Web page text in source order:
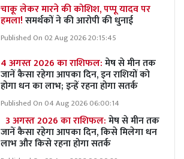
चाकू लेकर मारने की कोशिश, पप्पू यादव पर
हमला!समर्थकों ने की आरोपी की धुनाई
Published On 02 Aug 2026 20:15:45
4 अगस्त 2026 का राशिफल:मेष से मीन तक
जानें कैसा रहेगा आपका दिन, इन राशियों को
होगा धन का लाभ; इन्हें रहना होगा सतर्क
Published On 04 Aug 2026 06:00:14
3 अगस्त 2026 का राशिफल:मेष से मीन तक
जानें कैसा रहेगा आपका दिन, किसे मिलेगा धन
लाभ और किसे रहना होगा सतर्क